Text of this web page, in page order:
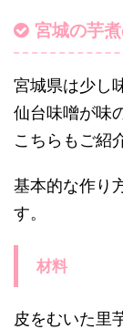
宮城の芋
宮城県は少し
仙台味噌が味
こちらもご紹
基本的な作り
す。
材料
皮をむいた里